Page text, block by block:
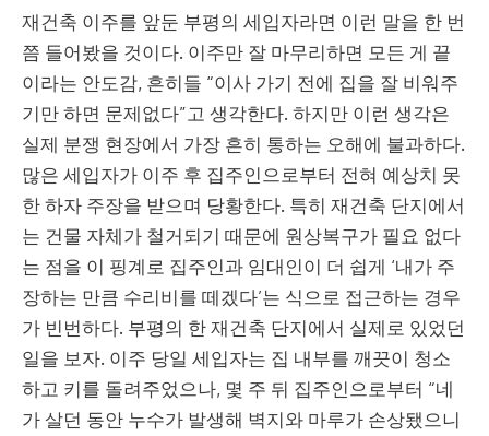
재건축 이주를 앞둔 부평의 세입자라면 이런 말을 한 번
쯤 들어봤을 것이다. 이주만 잘 마무리하면 모든 게 끝
이라는 안도감, 흔히들 “이사 가기 전에 집을 잘 비워주
기만 하면 문제없다”고 생각한다. 하지만 이런 생각은
실제 분쟁 현장에서 가장 흔히 통하는 오해에 불과하다.
많은 세입자가 이주 후 집주인으로부터 전혀 예상치 못
한 하자 주장을 받으며 당황한다. 특히 재건축 단지에서
는 건물 자체가 철거되기 때문에 원상복구가 필요 없다
는 점을 이 핑계로 집주인과 임대인이 더 쉽게 ‘내가 주
장하는 만큼 수리비를 떼겠다’는 식으로 접근하는 경우
가 빈번하다. 부평의 한 재건축 단지에서 실제로 있었던
일을 보자. 이주 당일 세입자는 집 내부를 깨끗이 청소
하고 키를 돌려주었으나, 몇 주 뒤 집주인으로부터 “네
가 살던 동안 누수가 발생해 벽지와 마루가 손상됐으니